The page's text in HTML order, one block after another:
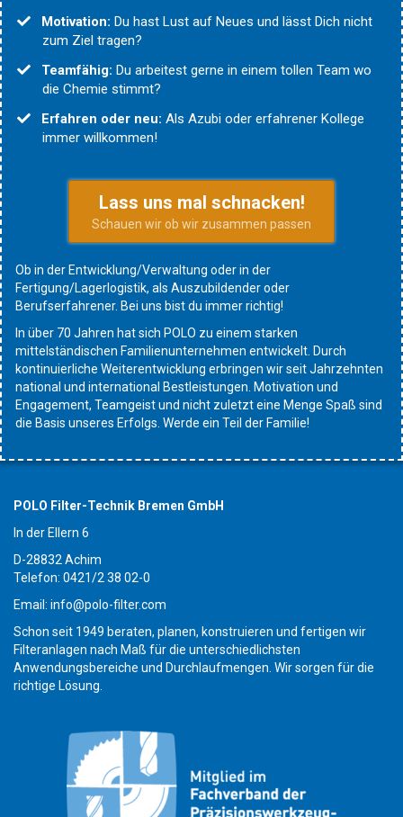
Motivation: Du hast Lust auf Neues und lässt Dich nicht
zum Ziel tragen?
Teamfähig: Du arbeitest gerne in einem tollen Team wo
die Chemie stimmt?
Erfahren oder neu: Als Azubi oder erfahrener Kollege
immer willkommen!
Lass uns mal schnacken!
Schauen wir ob wir zusammen passen
Ob in der Entwicklung/Verwaltung oder in der
Fertigung/Lagerlogistik, als Auszubildender oder
Berufserfahrener. Bei uns bist du immer richtig!
In über 70 Jahren hat sich POLO zu einem starken
mittelständischen Familienunternehmen entwickelt. Durch
kontinuierliche Weiterentwicklung erbringen wir seit Jahrzehnten
national und international Bestleistungen. Motivation und
Engagement, Teamgeist und nicht zuletzt eine Menge Spaß sind
die Basis unseres Erfolgs. Werde ein Teil der Familie!
POLO Filter-Technik Bremen GmbH
In der Ellern 6
D-28832 Achim
Telefon: 0421/2 38 02-0
Email: info@polo-filter.com
Schon seit 1949 beraten, planen, konstruieren und fertigen wir
Filteranlagen nach Maß für die unterschiedlichsten
Anwendungsbereiche und Durchlaufmengen. Wir sorgen für die
richtige Lösung.